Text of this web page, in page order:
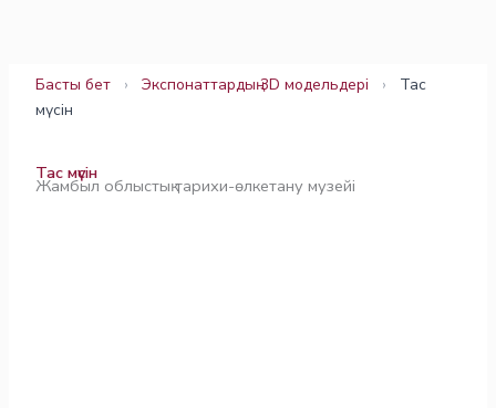
Басты бет › Экспонаттардың 3D модельдері ›
Тас
мүсін
Тас мүсін
Жамбыл облыстық тарихи-өлкетану музейі